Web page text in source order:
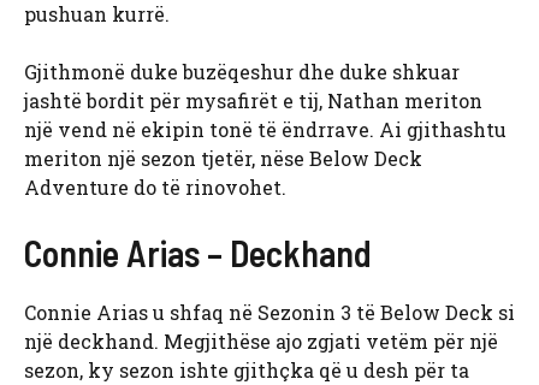
pushuan kurrë.
Gjithmonë duke buzëqeshur dhe duke shkuar
jashtë bordit për mysafirët e tij, Nathan meriton
një vend në ekipin tonë të ëndrrave. Ai gjithashtu
meriton një sezon tjetër, nëse Below Deck
Adventure do të rinovohet.
Connie Arias – Deckhand
Connie Arias u shfaq në Sezonin 3 të Below Deck si
një deckhand. Megjithëse ajo zgjati vetëm për një
sezon, ky sezon ishte gjithçka që u desh për ta